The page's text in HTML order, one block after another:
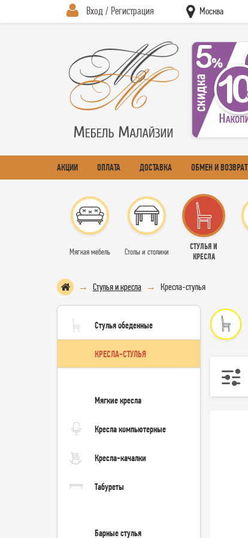
Вход / Регистрация Москва
АКЦИИ ОПЛАТА ДОСТАВКА ОБМЕН И ВОЗВРАТ
Мягкая мебель Столы и столики
СТУЛЬЯ И
КРЕСЛА
Стулья и кресла Кресла-стулья
Стулья обеденные
КРЕСЛА-СТУЛЬЯ
Мягкие кресла
Кресла компьютерные
Кресла-качалки
Табуреты
Барные стулья